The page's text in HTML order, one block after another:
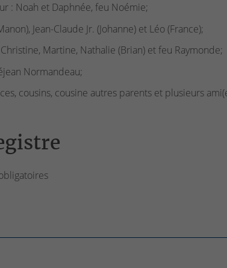
: Noah et Daphnée, feu Noémie;
Jean-Claude Jr. (Johanne) et Léo (France);
Martine, Nathalie (Brian) et feu Raymonde;
Normandeau;
cousins, cousine autres parents et plusieurs